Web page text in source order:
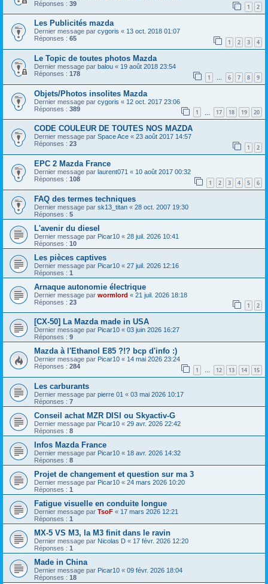
Réponses : 39 1 2
Les Publicités mazda
Dernier message par cygoris « 13 oct. 2018 01:07
Réponses : 65 1 2 3 4
Le Topic de toutes photos Mazda
Dernier message par balou « 19 août 2018 23:54
Réponses : 178 1 … 6 7 8 9
Objets/Photos insolites Mazda
Dernier message par cygoris « 12 oct. 2017 23:06
Réponses : 389 1 17 18 19 20
CODE COULEUR DE TOUTES NOS MAZDA
Dernier message par Space Ace « 23 août 2017 14:57
Réponses : 23 1 2
EPC 2 Mazda France
Dernier message par laurent071 « 10 août 2017 00:32
Réponses : 108 1 2 3 4 5 6
FAQ des termes techniques
Dernier message par sk13_titan « 28 oct. 2007 19:30
Réponses : 5
L'avenir du diesel
Dernier message par Picar10 « 28 juil. 2026 10:41
Réponses : 10
Les pièces captives
Dernier message par Picar10 « 27 juil. 2026 12:16
Réponses : 1
Arnaque autonomie électrique
Dernier message par wormlord « 21 juil. 2026 18:18
Réponses : 23 1 2
[CX-50] La Mazda made in USA
Dernier message par Picar10 « 03 juin 2026 16:27
Réponses : 9
Mazda à l'Ethanol E85 ?!? bcp d'info :)
Dernier message par Picar10 « 14 mai 2026 23:24
Réponses : 284 1 … 12 13 14 15
Les carburants
Dernier message par pierre 01 « 03 mai 2026 10:17
Réponses : 7
Conseil achat MZR DISI ou Skyactiv-G
Dernier message par Picar10 « 29 avr. 2026 22:42
Réponses : 8
Infos Mazda France
Dernier message par Picar10 « 18 avr. 2026 14:32
Réponses : 8
Projet de changement et question sur ma 3
Dernier message par Picar10 « 24 mars 2026 10:20
Réponses : 1
Fatigue visuelle en conduite longue
Dernier message par TsoF « 17 mars 2026 12:21
Réponses : 1
MX-5 VS M3, la M3 finit dans le ravin
Dernier message par Nicolas D « 17 févr. 2026 12:20
Réponses : 1
Made in China
Dernier message par Picar10 « 09 févr. 2026 18:04
Réponses : 18